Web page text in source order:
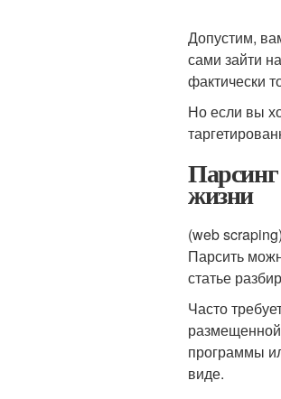
Допустим,
сами зайти
фактически
Но если вы
жизни
(web
Парсить
статье
Часто
программы
виде.